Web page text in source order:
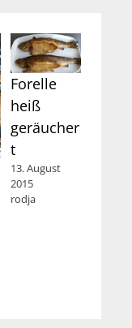
Forelle
heiß
geräucher
t
13. August
2015
rodja